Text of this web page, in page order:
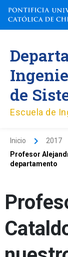
contenido
de
Escuela de
Inicio 2017
Profesor
departamento